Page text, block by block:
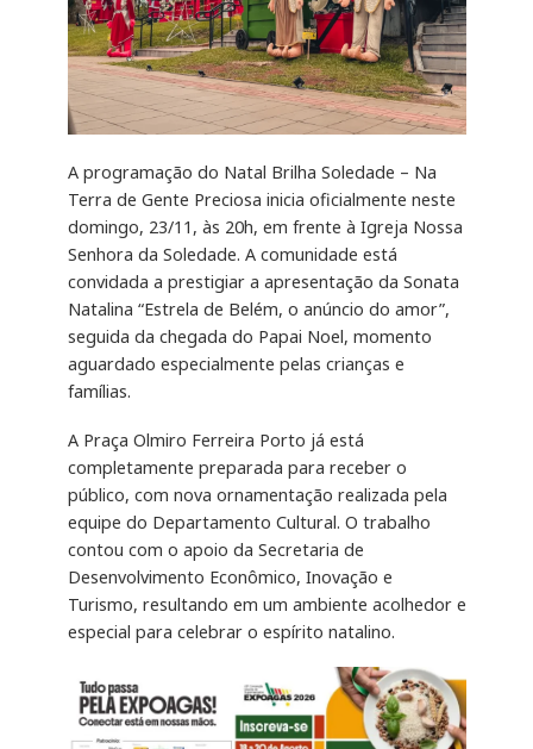
A programação do Natal Brilha Soledade – Na
Terra de Gente Preciosa inicia oficialmente neste
domingo, 23/11, às 20h, em frente à Igreja Nossa
Senhora da Soledade. A comunidade está
convidada a prestigiar a apresentação da Sonata
Natalina “Estrela de Belém, o anúncio do amor”,
seguida da chegada do Papai Noel, momento
aguardado especialmente pelas crianças e
famílias.
A Praça Olmiro Ferreira Porto já está
completamente preparada para receber o
público, com nova ornamentação realizada pela
equipe do Departamento Cultural. O trabalho
contou com o apoio da Secretaria de
Desenvolvimento Econômico, Inovação e
Turismo, resultando em um ambiente acolhedor e
especial para celebrar o espírito natalino.